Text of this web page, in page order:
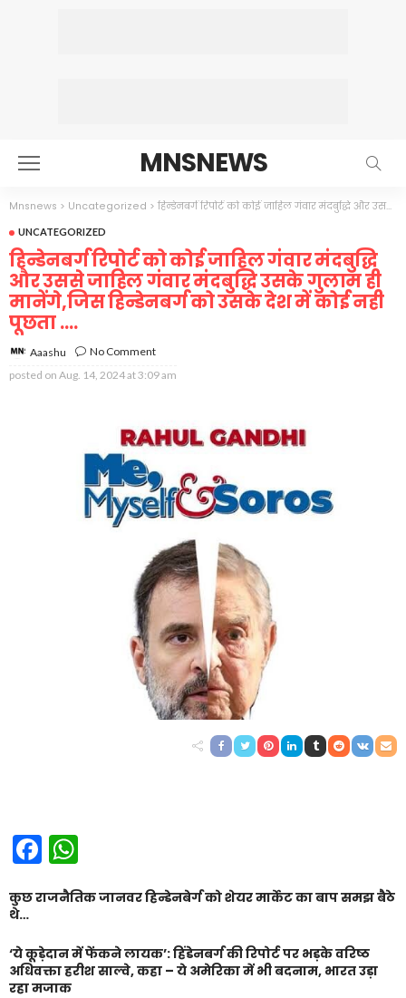
MNSNEWS
Mnsnews > Uncategorized >हिन्डेनबर्ग रिपोर्ट को कोई जाहिल गंवार मंदबुद्धि और उससे जाहिल गंवार मंदबुद्धि उसके गुलाम ही मानेंगे,जिस हिन्डेनबर्ग को उसके देश में कोई नही पूछता ….
UNCATEGORIZED
हिन्डेनबर्ग रिपोर्ट को कोई जाहिल गंवार मंदबुद्धि
और उससे जाहिल गंवार मंदबुद्धि उसके गुलाम ही
मानेंगे,जिस हिन्डेनबर्ग को उसके देश में कोई नही
पूछता ….
Aaashu
No Comment
posted on Aug. 14, 2024 at 3:09 am
Facebook
कुछ राजनैतिक जानवर हिन्डेनबेर्ग को शेयर मार्केट का बाप समझ बैठे
थे…
‘ये कूड़ेदान में फेंकने लायक’: हिंडेनबर्ग की रिपोर्ट पर भड़के वरिष्ठ
अधिवक्ता हरीश साल्वे, कहा – ये अमेरिका में भी बदनाम, भारत उड़ा
रहा मजाक